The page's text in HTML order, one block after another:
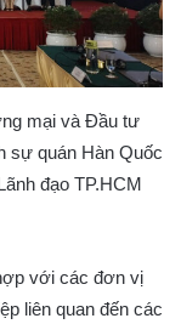
mại và Đầu tư
sự quán Hàn Quốc
đạo TP.HCM
với các đơn vị
liên quan đến các